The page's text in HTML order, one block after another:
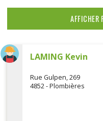
LAMING Kevin
Rue Gulpen, 269
4852 - Plombières
AFFICHER